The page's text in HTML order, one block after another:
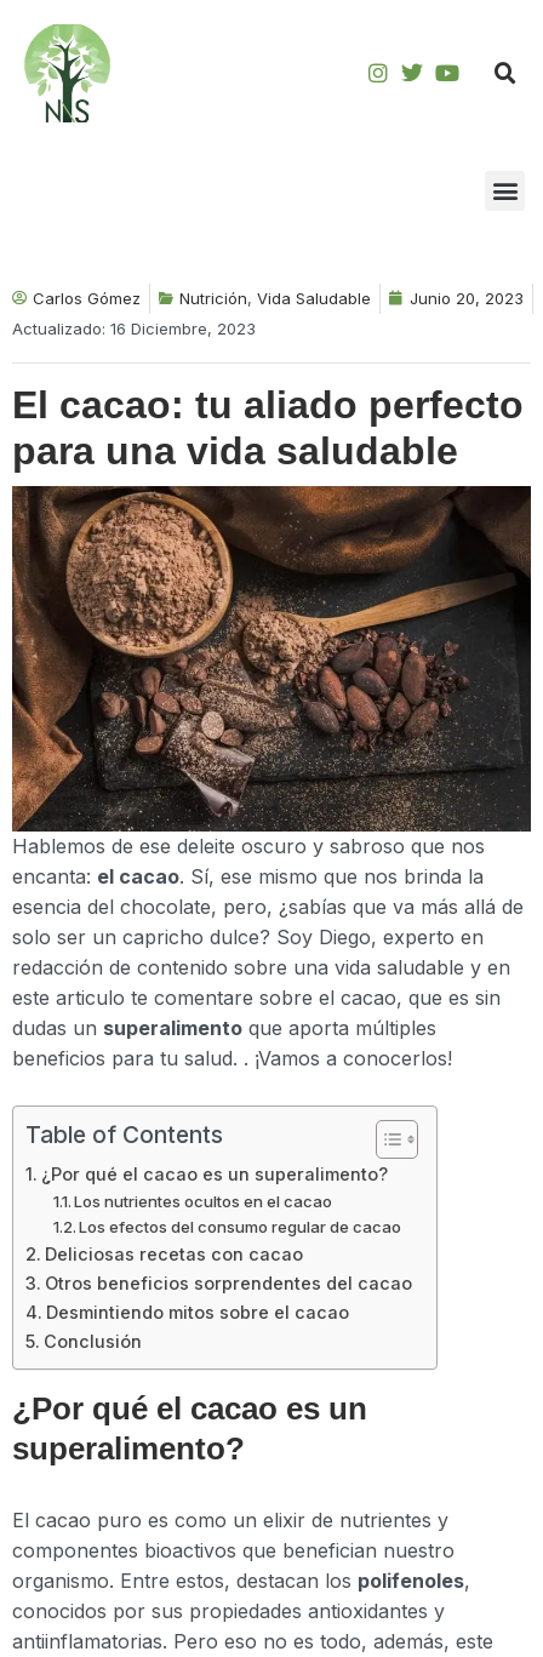
Saltar
contenido
Carlos Gómez Nutrición, Vida Saludable
Junio 20, 2023
Actualizado: 16 Diciembre, 2023
El cacao: tu aliado perfecto
para una vida saludable
Hablemos de ese deleite oscuro y sabroso que nos
encanta: el cacao. Sí, ese mismo que nos brinda la
esencia del chocolate, pero, ¿sabías que va más allá de
solo ser un capricho dulce? Soy Diego, experto en
redacción de contenido sobre una vida saludable y en
este articulo te comentare sobre el cacao, que es sin
dudas un superalimento que aporta múltiples
beneficios para tu salud. . ¡Vamos a conocerlos!
Table of Contents
¿Por qué el cacao es un superalimento?
Los nutrientes ocultos en el cacao
Los efectos del consumo regular de cacao
Deliciosas recetas con cacao
Otros beneficios sorprendentes del cacao
Desmintiendo mitos sobre el cacao
Conclusión
¿Por qué el cacao es un
superalimento?
El cacao puro es como un elixir de nutrientes y
componentes bioactivos que benefician nuestro
organismo. Entre estos, destacan los polifenoles,
conocidos por sus propiedades antioxidantes y
antiinflamatorias. Pero eso no es todo, además, este